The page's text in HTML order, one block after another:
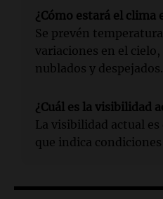
¿Cómo estará el clima
Se prevén
variaciones en el
nublados y despejados.
¿Cuál es la visibilidad
La visibilidad actual
que indica